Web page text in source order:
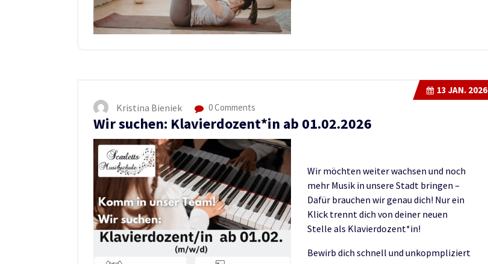
13 JAN. 2026
Kristina Bieniek 0 Comments
Wir suchen: Klavierdozent*in ab 01.02.2026
Wir möchten weiter wachsen und noch
mehr Musik in unsere Stadt bringen –
Dafür brauchen wir genau dich! Nur ein
Klick trennt dich von deiner neuen
Stelle als Klavierdozent*in!
Bewirb dich schnell und unkopmpliziert